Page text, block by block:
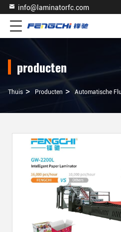
info@laminatorfc.com
producten
Thuis > Producten > Automatische